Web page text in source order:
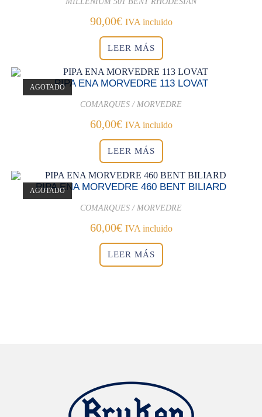
90,00€ IVA incluido
LEER MÁS
AGOTADOPIPA ENA MORVEDRE 113 LOVAT
COMARQUES / MORVEDRE
60,00€ IVA incluido
LEER MÁS
AGOTADO
PIPA ENA MORVEDRE 460 BENT BILIARD
COMARQUES / MORVEDRE
60,00€ IVA incluido
LEER MÁS